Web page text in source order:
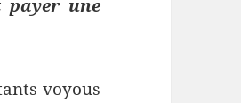
payer une
voyous